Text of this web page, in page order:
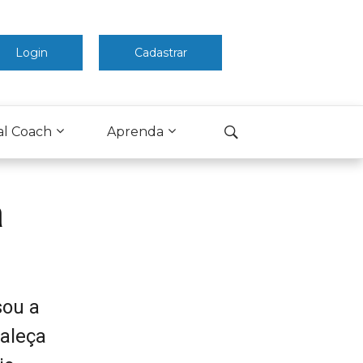
Login Cadastrar
Coach Aprenda
a